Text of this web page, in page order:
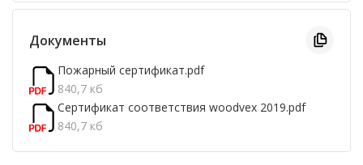
Документы
Пожарный сертификат.pdf
840,7 кб
Сертификат соответствия woodvex 2019.pdf
840,7 кб